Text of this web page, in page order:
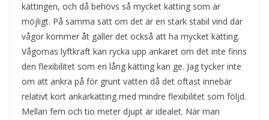
kättingen, och då behövs så mycket kätting som är
möjligt. På samma sätt om det är en stark stabil vind där
vågor kommer åt gäller det också att ha mycket kätting.
Vågornas lyftkraft kan rycka upp ankaret om det inte finns
den flexibilitet som en lång kätting kan ge. Jag tycker inte
om att ankra på för grunt vatten då det oftast innebär
relativt kort ankarkätting med mindre flexibilitet som följd.
Mellan fem och tio meter djupt är idealet. När man